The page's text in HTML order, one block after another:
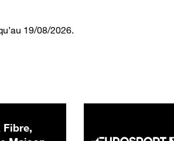
19/08/2026.
Fibre,